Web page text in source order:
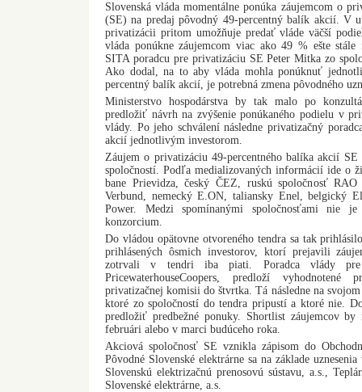
Slovenská vláda momentálne ponúka záujemcom o
(SE) na predaj pôvodný 49-percentný balík akcií. V
privatizácii pritom umožňuje predať vláde väčší
vláda ponúkne záujemcom viac ako 49 % ešte stále
SITA poradcu pre privatizáciu SE Peter Mitka zo
Ako dodal, na to aby vláda mohla ponúknuť
percentný balík akcií, je potrebná zmena pôvodného
Ministerstvo hospodárstva by tak malo po
predložiť návrh na zvýšenie ponúkaného podielu v
vlády. Po jeho schválení následne privatizačný
akcií jednotlivým investorom.
Záujem o privatizáciu 49-percentného balíka akcií
spoločností. Podľa medializovaných informácií ide o
bane Prievidza, český ČEZ, ruskú spoločnosť
Verbund, nemecký E.ON, taliansky Enel, belgický
Power. Medzi spomínanými spoločnosťami nie
konzorcium.
Do vládou opätovne otvoreného tendra sa tak
prihlásených ôsmich investorov, ktorí prejavili
zotrvali v tendri iba piati. Poradca vlády pre
PricewaterhouseCoopers, predloží vyhodnotené
privatizačnej komisii do štvrtka. Tá následne na
ktoré zo spoločností do tendra pripustí a ktoré nie.
predložiť predbežné ponuky. Shortlist záujemcov
februári alebo v marci budúceho roka.
Akciová spoločnosť SE vznikla zápisom do
Pôvodné Slovenské elektrárne sa na základe
Slovenskú elektrizačnú prenosovú sústavu, a.s.,
Slovenské elektrárne, a.s.